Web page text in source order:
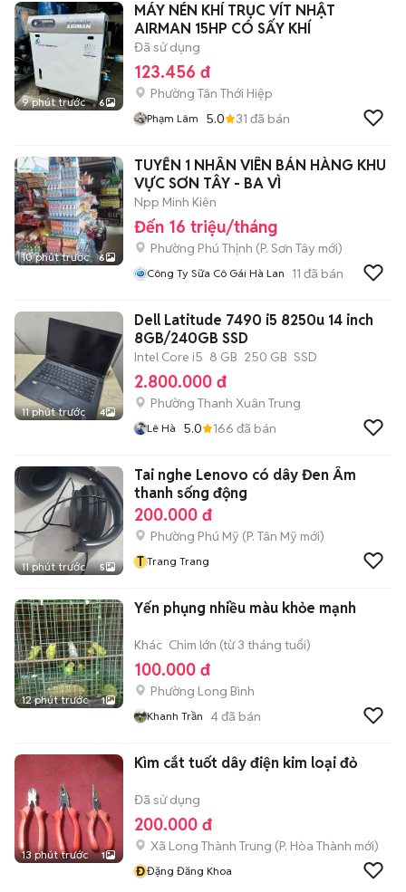
9 phút trước 6
MÁY NÉN KHÍ TRỤC VÍT NHẬT
AIRMAN 15HP CÓ SẤY KHÍ
Đã sử dụng
123.456 đ
Phường Tân Thới Hiệp
Phạm Lâm 5.0 31 đã bán
10 phút trước 6
TUYỂN 1 NHÂN VIÊN BÁN HÀNG KHU
VỰC SƠN TÂY - BA VÌ
Npp Minh Kiên
Đến 16 triệu/tháng
Phường Phú Thịnh (P. Sơn Tây mới)
Công Ty Sữa Cô Gái Hà Lan 11 đã bán
11 phút trước 4
Dell Latitude 7490 i5 8250u 14 inch
8GB/240GB SSD
Intel Core i5 8 GB 250 GB SSD
2.800.000 đ
Phường Thanh Xuân Trung
Lê Hà 5.0 166 đã bán
11 phút trước 5
Tai nghe Lenovo có dây Đen Âm
thanh sống động
200.000 đ
Phường Phú Mỹ (P. Tân Mỹ mới)
T Trang Trang
12 phút trước 1
Yến phụng nhiều màu khỏe mạnh
Khác Chim lớn (từ 3 tháng tuổi)
100.000 đ
Phường Long Bình
Khanh Trần 4đã bán
13 phút trước 1
Kìm cắt tuốt dây điện kim loại đỏ
Đã sử dụng
200.000 đ
Xã Long Thành Trung (P. Hòa Thành mới)
ĐĐặng Đăng Khoa